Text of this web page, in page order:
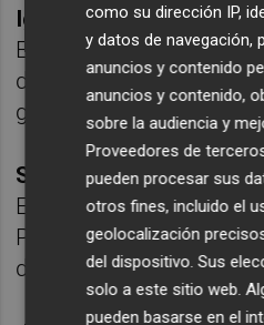
Ignacio Martínez:
Emarsa. Es secretario
distrito de Tránsitos.
gestora de la
Santos Peral: director
Emarsa. Es secretario
Patraix. Destituido por
depuradora.
como su dirección IP,
y datos de navegación,
anuncios y contenido
anuncios y contenido,
sobre la audiencia y
Proveedores de
pueden procesar sus
otros fines, incluido el
geolocalización
del dispositivo. Sus
solo a este sitio web.
pueden basarse en el